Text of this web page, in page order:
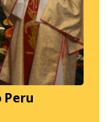
Peru